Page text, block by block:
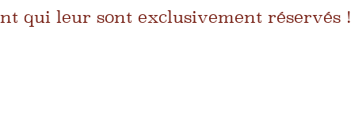
qui leur sont exclusivement réservés !